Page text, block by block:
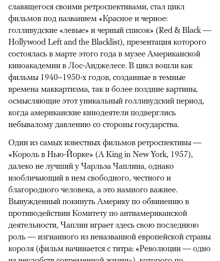
славящегося своими ретроспективами, стал цикл
фильмов под названием «Красное и черное:
голливудские «левые» и черный список» (Red & Black —
Hollywood Left and the Blacklist), презентация которого
состоялась в марте этого года в музее Американской
киноакадемии в Лос-Анджелесе. В цикл вошли как
фильмы 1940–1950-х годов, созданные в темные
времена маккартизма, так и более поздние картины,
осмысляющие этот уникальный голливудский период,
когда американские кинодеятели подверглись
небывалому давлению со стороны государства.
Один из самых известных фильмов ретроспективы —
«Король в Нью-Йорке» (A King in New York, 1957),
далеко не лучший у Чарльза Чаплина, однако
изобличающий в нем свободного, честного и
благородного человека, а это намного важнее.
Вынужденный покинуть Америку по обвинению в
противодействии Комитету по антиамериканской
деятельности, Чаплин играет здесь свою последнюю
роль — изгнанного из неназванной европейской страны
короля (фильм начинается с титра: «Революции — одно